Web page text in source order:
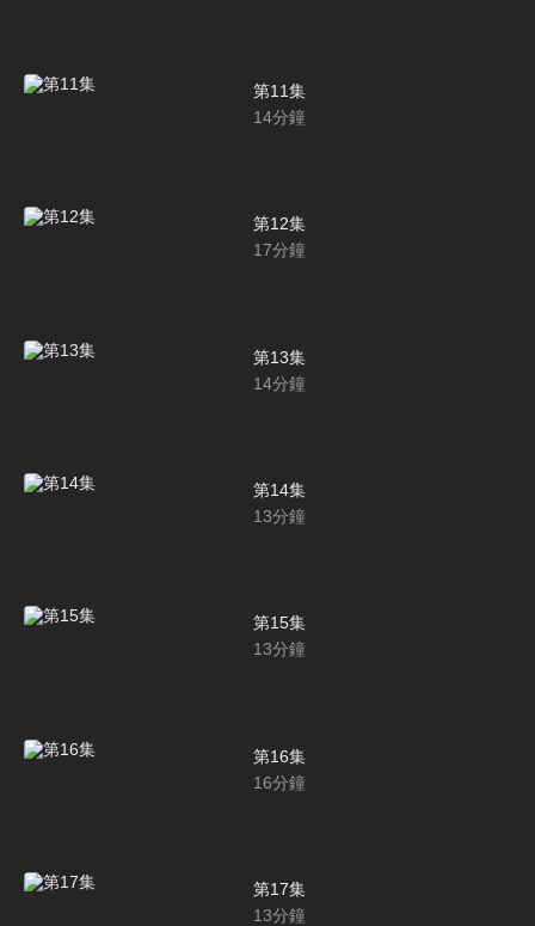
第11集
14分鐘
第12集
17分鐘
第13集
14分鐘
第14集
13分鐘
第15集
13分鐘
第16集
16分鐘
第17集
13分鐘